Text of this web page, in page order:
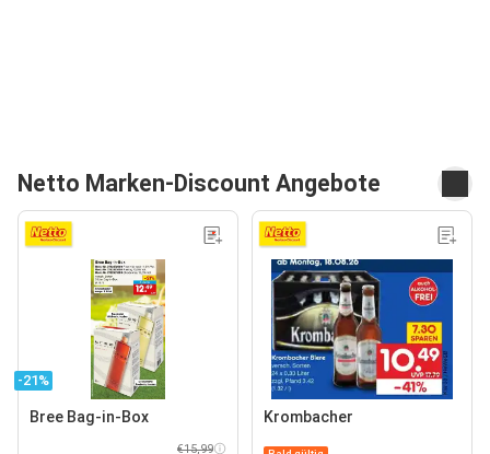
Netto Marken-Discount Angebote
-21%
Bree Bag-in-Box
€15,99
Krombacher